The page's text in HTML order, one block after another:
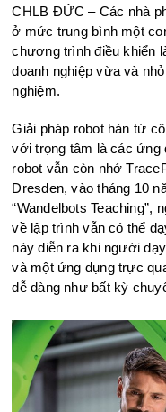
CHLB ĐỨC – Các nhà phân tích dự đoán số liệu tăng trưởng
ở mức trung bình một
chương trình điều khiển
doanh nghiệp vừa và
nghiệm.
Giải pháp robot hàn từ
với trọng tâm là các ứng
robot vẫn còn nhớ
Dresden, vào tháng 10
“Wandelbots Teaching”,
về lập trình vẫn có thể
này diễn ra khi người
và một ứng dụng trực
dễ dàng như bất kỳ